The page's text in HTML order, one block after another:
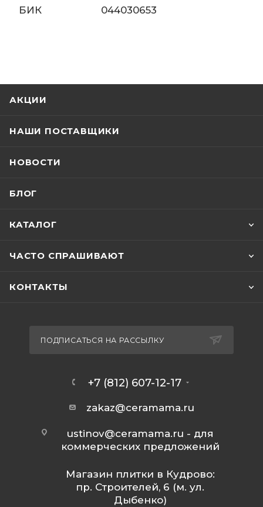
БИК
044030653
АКЦИИ
НАШИ ПОСТАВЩИКИ
НОВОСТИ
БЛОГ
КАТАЛОГ
ЧАСТО СПРАШИВАЮТ
КОНТАКТЫ
ПОДПИСАТЬСЯ НА РАССЫЛКУ
+7 (812) 607-12-17
zakaz@ceramama.ru
ustinov@ceramama.ru - для
коммерческих предложений
Магазин плитки в Кудрово:
пр. Строителей, 6 (м. ул.
Дыбенко)